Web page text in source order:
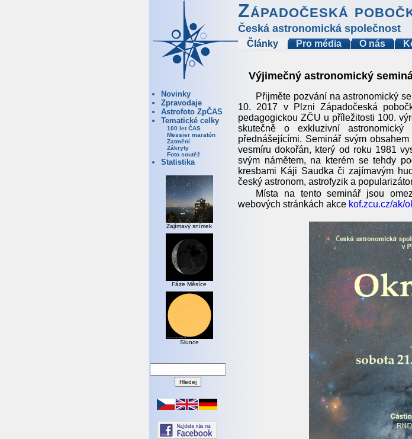
Západočeská
Česká astronomická společnost
Články Pro média O nás
Novinky
Zpravodaje
Astrofoto ZpČAS
Tematické celky
100 let ČAS
Messier maratón
Zatmění
Zákryty
Foto soutěž
Statistika
Zajímavý snímek
Fáze Měsíce
Slunce
Výjimečný astronomický
Přijměte pozvání na astronomický
10. 2017 v Plzni Západočeská
pedagogickou ZČU u příležitosti 100.
skutečně o exkluzivní
přednášejícími. Seminář svým
vesmíru dokořán, který od roku 1981
svým námětem, na kterém se tehdy
kresbami Káji Saudka či zajímavým
český astronom, astrofyzik a
Místa na tento seminář jsou
webových stránkách akce kof.zcu.cz/ak/